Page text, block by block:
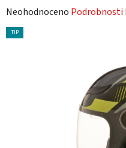
Průměrné
hodnocení
Neohodnoceno Podrobnosti
TIP